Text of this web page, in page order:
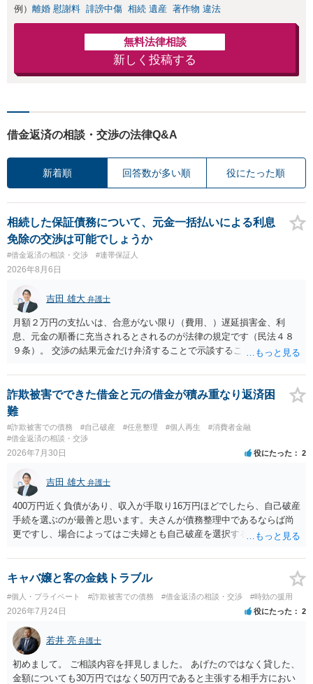
例） 離婚 慰謝料 誹謗中傷 相続 遺産 著作物 違法
無料法律相談
新しく投稿する
借金返済の相談・交渉の法律Q&A
新着順 回答数が多い順 役にたった順
相続した保証債務について、元金一括払いによる利息
免除の交渉は可能でしょうか
#借金返済の相談・交渉 #連帯保証人
2026年8月6日
吉田 雄大 弁護士
月額２万円の支払いは、合意がない限り（費用、）遅延損害金、利
息、元金の順番に充当されるとされるのが法律の規定です（民法４８
９条）。 交渉の結果元金だけ弁済することで示談することは、弁護士
ることには消極的なことが多いものの、お近くの弁護士にご依頼しチ
ャレンジなさる意義は十分にあると思います。
詐欺被害でできた借金と元の借金が積み重なり返済困
難
#詐欺被害での債務 #自己破産 #任意整理 #個人再生
#消費者金融
#借金返済の相談・交渉
2026年7月30日 役にたった 2
吉田 雄大 弁護士
400万円近く負債があり、収入が手取り16万円ほどでしたら、自己破産
手続を選ぶのが最善と思います。夫さんが債務整理中であるならば尚
更ですし、場合によってはご夫婦とも自己破産を選択する方法もある
キャバ嬢と客の金銭トラブル
#個人・プライベート #詐欺被害での債務 #借金返済の相談・交渉 #時効の援用
2026年7月24日 役にたった 2
若井 亮 弁護士
初めまして。 ご相談内容を拝見しました。 あげたのではなく貸した、
金額についても30万円ではなく50万円であると主張する相手方におい